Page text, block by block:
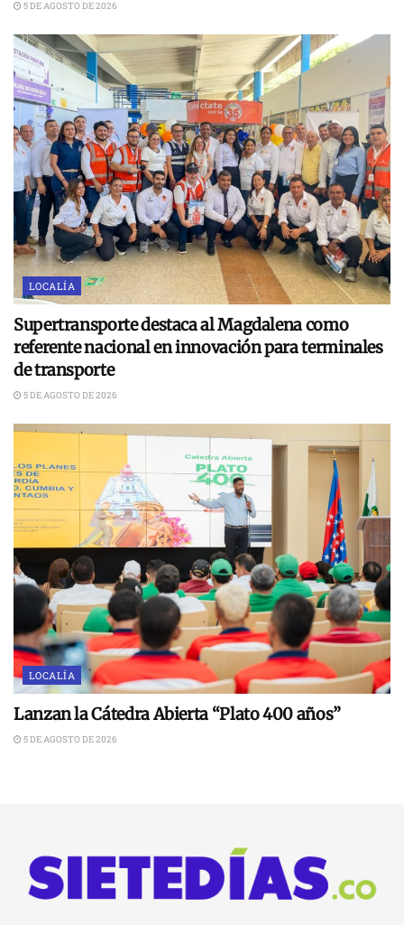
5 DE AGOSTO DE 2026
LOCALÍA
Supertransporte destaca al Magdalena como
referente nacional en innovación para terminales
de transporte
5 DE AGOSTO DE 2026
LOCALÍA
Lanzan la Cátedra Abierta “Plato 400 años”
5 DE AGOSTO DE 2026